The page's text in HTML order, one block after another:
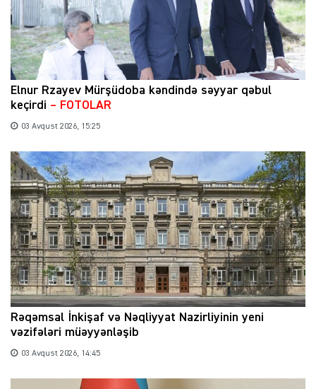
Elnur Rzayev Mürşüdoba kəndində səyyar qəbul
keçirdi – FOTOLAR
03 Avqust 2026, 15:25
Rəqəmsal İnkişaf və Nəqliyyat Nazirliyinin yeni
vəzifələri müəyyənləşib
03 Avqust 2026, 14:45